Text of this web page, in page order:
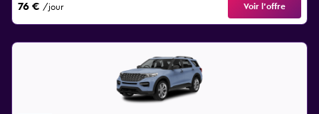
76 € /jour Voir l’offre